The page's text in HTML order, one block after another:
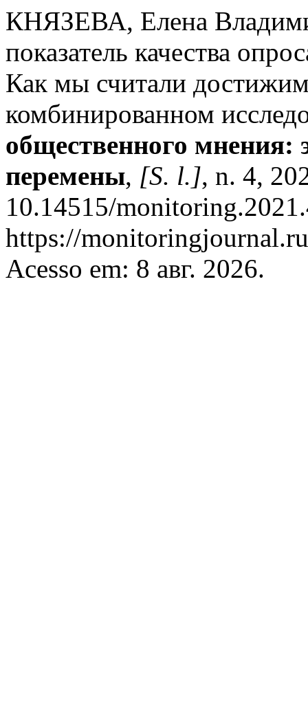
КНЯЗЕВА, Елена
показатель качества
Как мы считали
комбинированном
общественного мнения:
перемены, [S. l.], n. 4,
10.14515/
https://
Acesso em: 8 авг. 2026.